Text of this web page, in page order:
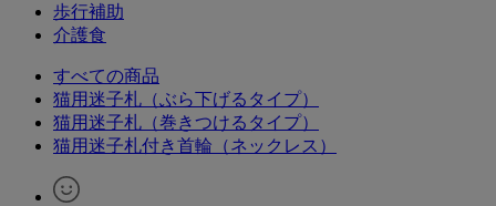
歩行補助
介護食
すべての商品
猫用迷子札（ぶら下げるタイプ）
猫用迷子札（巻きつけるタイプ）
猫用迷子札付き首輪（ネックレス）